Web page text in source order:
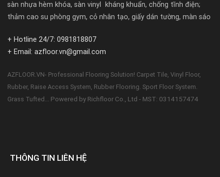
sàn nhựa hèm khóa, sàn vinyl kháng khuẩn, chống tĩnh điện;
thảm cao su phòng gym, cỏ nhân tạo, giấy dán tường, màn sáo
+ Hotline 24/7: 0981818807
+ Email: azfloor.vn@gmail.com
AZFLOOR.VN- Professional Flooring Solution! Carpet Tile, Vinyl Floor,
Rubber, Raise Access System, Rubber Flooring. Sport Floor System.
Grass Tufted... Powered by Richfloor Co., Ltd - MST: 0314157474
THÔNG TIN LIÊN HỆ